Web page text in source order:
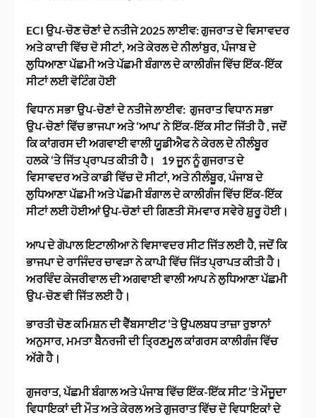
ECI ਉਪ-ਚੋਣ ਚੋਣਾਂ ਦੇ ਨਤੀਜੇ 2025 ਲਾਈਵ: ਗੁਜਰਾਤ ਦੇ ਵਿਸਾਵਦਰ
ਅਤੇ ਕਾਦੀ ਵਿੱਚ ਦੋ ਸੀਟਾਂ, ਅਤੇ ਕੇਰਲ ਦੇ ਨੀਲਾਂਬੁਰ, ਪੰਜਾਬ ਦੇ
ਲੁਧਿਆਣਾ ਪੱਛਮੀ ਅਤੇ ਪੱਛਮੀ ਬੰਗਾਲ ਦੇ ਕਾਲੀਗੰਜ ਵਿੱਚ ਇੱਕ-ਇੱਕ
ਸੀਟਾਂ ਲਈ ਵੋਟਿੰਗ ਹੋਈ
ਵਿਧਾਨ ਸਭਾ ਉਪ-ਚੋਣਾਂ ਦੇ ਨਤੀਜੇ ਲਾਈਵ: ਗੁਜਰਾਤ ਵਿਧਾਨ ਸਭਾ
ਉਪ-ਚੋਣਾਂ ਵਿੱਚ ਭਾਜਪਾ ਅਤੇ ‘ਆਪ’ ਨੇ ਇੱਕ-ਇੱਕ ਸੀਟ ਜਿੱਤੀ ਹੈ , ਜਦੋਂ
ਕਿ ਕਾਂਗਰਸ ਦੀ ਅਗਵਾਈ ਵਾਲੀ ਯੂਡੀਐਫ ਨੇ ਕੇਰਲ ਦੇ ਨੀਲੰਬੂਰ
ਹਲਕੇ ‘ਤੇ ਜਿੱਤ ਪ੍ਰਾਪਤ ਕੀਤੀ ਹੈ। 19 ਜੂਨ ਨੂੰ ਗੁਜਰਾਤ ਦੇ
ਵਿਸਾਵਦਰ ਅਤੇ ਕਾਡੀ ਵਿੱਚ ਦੋ ਸੀਟਾਂ, ਅਤੇ ਨੀਲੰਬੂਰ, ਪੰਜਾਬ ਦੇ
ਲੁਧਿਆਣਾ ਪੱਛਮੀ ਅਤੇ ਪੱਛਮੀ ਬੰਗਾਲ ਦੇ ਕਾਲੀਗੰਜ ਵਿੱਚ ਇੱਕ-ਇੱਕ
ਸੀਟਾਂ ਲਈ ਹੋਈਆਂ ਉਪ-ਚੋਣਾਂ ਦੀ ਗਿਣਤੀ ਸੋਮਵਾਰ ਸਵੇਰੇ ਸ਼ੁਰੂ ਹੋਈ।
ਆਪ ਦੇ ਗੋਪਾਲ ਇਟਾਲੀਆ ਨੇ ਵਿਸਾਵਦਰ ਸੀਟ ਜਿੱਤ ਲਈ ਹੈ, ਜਦੋਂ ਕਿ
ਭਾਜਪਾ ਦੇ ਰਾਜਿੰਦਰ ਚਾਵੜਾ ਨੇ ਕਾਪੀ ਵਿੱਚ ਜਿੱਤ ਪ੍ਰਾਪਤ ਕੀਤੀ ਹੈ।
ਅਰਵਿੰਦ ਕੇਜਰੀਵਾਲ ਦੀ ਅਗਵਾਈ ਵਾਲੀ ਆਪ ਨੇ ਲੁਧਿਆਣਾ ਪੱਛਮੀ
ਉਪ-ਚੋਣ ਵੀ ਜਿੱਤ ਲਈ ਹੈ।
ਭਾਰਤੀ ਚੋਣ ਕਮਿਸ਼ਨ ਦੀ ਵੈੱਬਸਾਈਟ ‘ਤੇ ਉਪਲਬਧ ਤਾਜ਼ਾ ਰੁਝਾਨਾਂ
ਅਨੁਸਾਰ, ਮਮਤਾ ਬੈਨਰਜੀ ਦੀ ਤ੍ਰਿਣਮੂਲ ਕਾਂਗਰਸ ਕਾਲੀਗੰਜ ਵਿੱਚ
ਅੱਗੇ ਹੈ।
ਗੁਜਰਾਤ, ਪੱਛਮੀ ਬੰਗਾਲ ਅਤੇ ਪੰਜਾਬ ਵਿੱਚ ਇੱਕ-ਇੱਕ ਸੀਟ ‘ਤੇ ਮੌਜੂਦਾ
ਵਿਧਾਇਕਾਂ ਦੀ ਮੌਤ ਅਤੇ ਕੇਰਲ ਅਤੇ ਗੁਜਰਾਤ ਵਿੱਚ ਦੋ ਵਿਧਾਇਕਾਂ ਦੇ